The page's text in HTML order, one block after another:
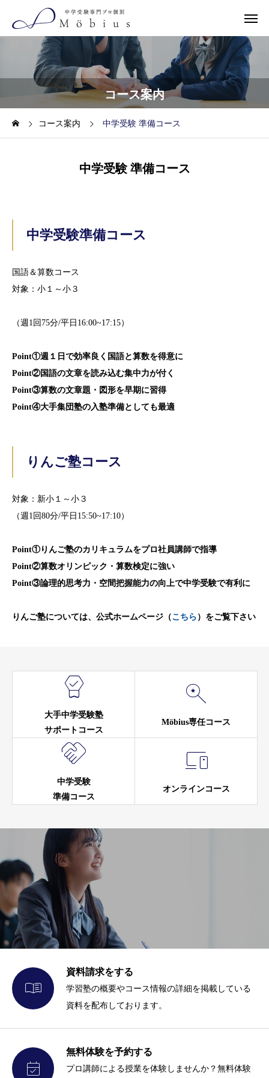
コース案内
コース案内 中学受験 準備コース
中学受験 準備コース
中学受験準備コース
国語＆算数コース
対象：小１～小３
（週 1 回 75分/平日 16:00~17:15）
Point①週１日で効率良く国語と算数を得意に
Point②国語の文章を読み込む集中力が付く
Point③算数の文章題・図形を早期に習得
Point④大手集団塾の入塾準備としても最適
りんご塾コース
対象：新小１～小３
（週 1 回80分/平日 15:50~17:10）
Point①りんご塾のカリキュラムをプロ社員講師で指導
Point②算数オリンピック・算数検定に強い
Point③論理的思考力・空間把握能力の向上で中学受験で有利に
りんご塾については、公式ホームページ（こちら ）をご覧下さい

大手中学受験塾
サポートコース

Möbius専任コース

中学受験
準備コース

オンラインコース

資料請求をする
学習塾の概要やコース情報の詳細を掲載している
資料を配布しております。

無料体験を予約する
プロ講師による授業を体験しませんか？無料体験